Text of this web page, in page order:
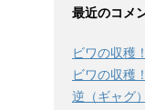
最近のコメ
ビワの収穫
ビワの収穫
逆（ギャグ